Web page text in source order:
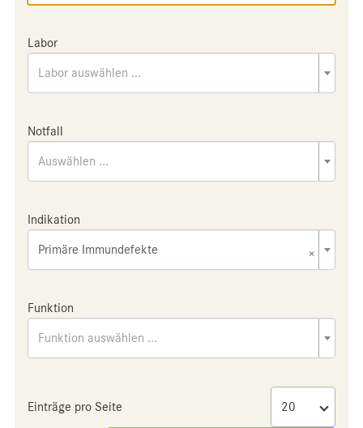
Labor
Labor auswählen ...
Notfall
Auswählen ...
Indikation
×
Primäre Immundefekte
Funktion
Funktion auswählen ...
Einträge pro Seite